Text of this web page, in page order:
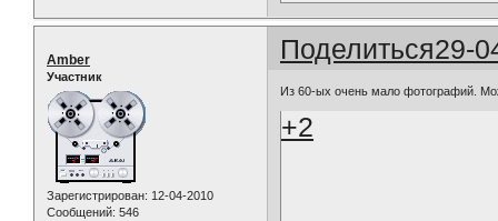
Поделиться29-
Amber
Участник
Зарегистрирован: 12-04-2010
Сообщений: 546
Из 60-ых очень мало фотографий.
+2